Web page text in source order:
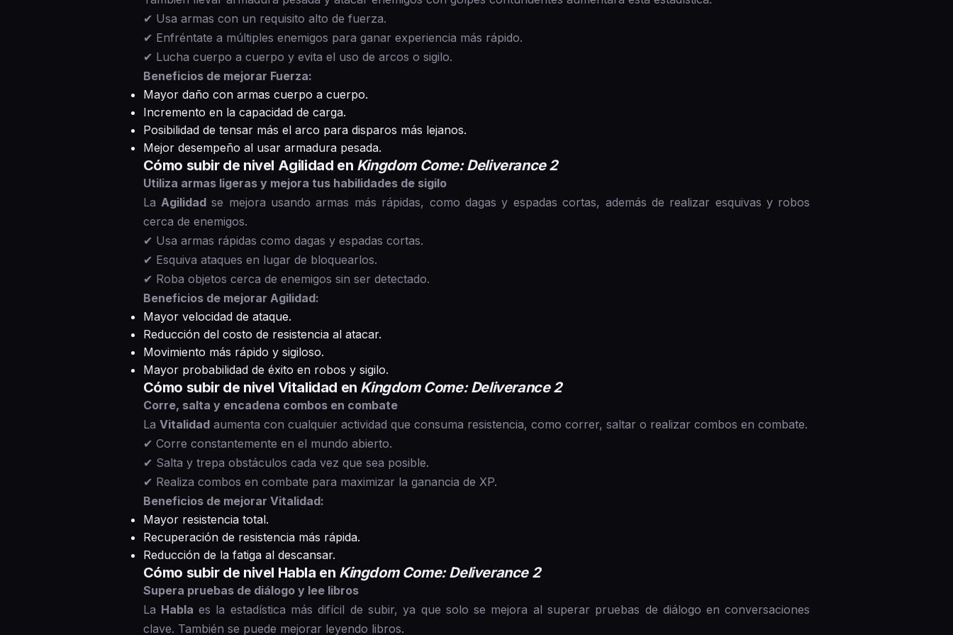
✔ Usa armas con un requisito alto de fuerza.
✔ Enfréntate a múltiples enemigos para ganar experiencia más rápido.
✔ Lucha cuerpo a cuerpo y evita el uso de arcos o sigilo.
Beneficios de mejorar Fuerza:
Mayor daño con armas cuerpo a cuerpo.
Incremento en la capacidad de carga.
Posibilidad de tensar más el arco para disparos más lejanos.
Mejor desempeño al usar armadura pesada.
Cómo subir de nivel Agilidad en Kingdom Come: Deliverance 2
Utiliza armas ligeras y mejora tus habilidades de sigilo
La Agilidadse mejora usando armas más rápidas, como dagas y espadas cortas, además de realizar esquivas y robos
cerca de enemigos.
✔ Usa armas rápidas como dagas y espadas cortas.
✔ Esquiva ataques en lugar de bloquearlos.
✔ Roba objetos cerca de enemigos sin ser detectado.
Beneficios de mejorar Agilidad:
Mayor velocidad de ataque.
Reducción del costo de resistencia al atacar.
Movimiento más rápido y sigiloso.
Mayor probabilidad de éxito en robos y sigilo.
Cómo subir de nivel Vitalidad en Kingdom Come: Deliverance 2
Corre, salta y encadena combos en combate
La Vitalidadaumenta con cualquier actividad que consuma resistencia, como correr, saltar o realizar combos en combate.
✔ Corre constantemente en el mundo abierto.
✔ Salta y trepa obstáculos cada vez que sea posible.
✔ Realiza combos en combate para maximizar la ganancia de XP.
Beneficios de mejorar Vitalidad:
Mayor resistencia total.
Recuperación de resistencia más rápida.
Reducción de la fatiga al descansar.
Cómo subir de nivel Habla en Kingdom Come: Deliverance 2
Supera pruebas de diálogo y lee libros
La Habla es la estadística más difícil de subir, ya que solo se mejora al superar pruebas de diálogo en conversaciones
clave. También se puede mejorar leyendo libros.